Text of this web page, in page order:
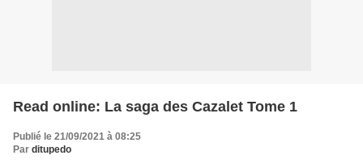
Read online: La saga des Cazalet Tome 1
Publié le 21/09/2021 à 08:25
Par ditupedo